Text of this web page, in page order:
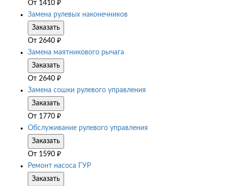
От 1410 ₽
Замена рулевых наконечников
Заказать
От 2640 ₽
Замена маятникового рычага
Заказать
От 2640 ₽
Замена сошки рулевого управления
Заказать
От 1770 ₽
Обслуживание рулевого управления
Заказать
От 1590 ₽
Ремонт насоса ГУР
Заказать